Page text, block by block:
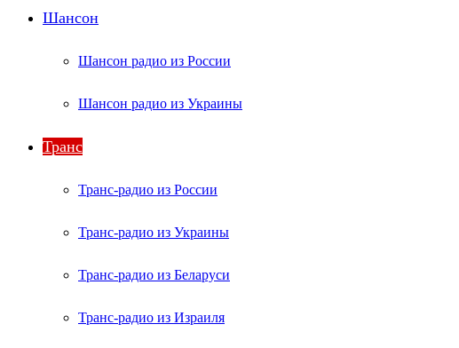
Шансон
Шансон радио из России
Шансон радио из Украины
Транс
Транс-радио из России
Транс-радио из Украины
Транс-радио из Беларуси
Транс-радио из Израиля